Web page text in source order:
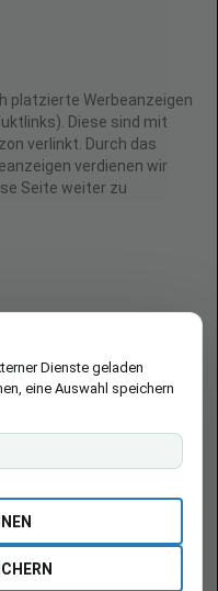
platzierte Werbeanzeigen
Diese sind mit
verlinkt. Durch das
verdienen wir
Seite weiter zu
an qualifizierten
angezeigt werden,
Stand (Datum/Uhrzeit) und
ändern. Für den Kauf
und Verfügbarkeit, die
Amazon-
Dienste geladen
eine Auswahl speichern